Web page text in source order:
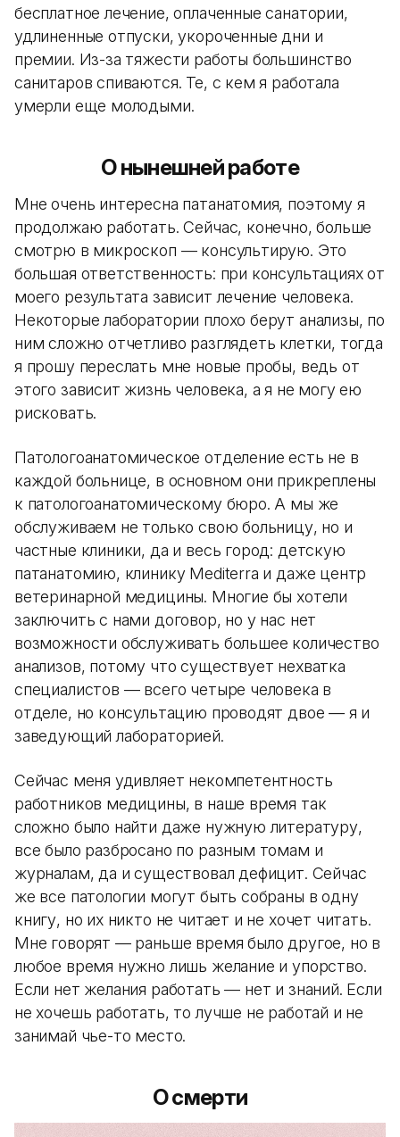
бесплатное лечение, оплаченные санатории,
удлиненные отпуски, укороченные дни и
премии. Из-за тяжести работы большинство
санитаров спиваются. Те, с кем я работала
умерли еще молодыми.
О нынешней работе
Мне очень интересна патанатомия, поэтому я
продолжаю работать. Сейчас, конечно, больше
смотрю в микроскоп — консультирую. Это
большая ответственность: при консультациях от
моего результата зависит лечение человека.
Некоторые лаборатории плохо берут анализы, по
ним сложно отчетливо разглядеть клетки, тогда
я прошу переслать мне новые пробы, ведь от
этого зависит жизнь человека, а я не могу ею
рисковать.
Патологоанатомическое отделение есть не в
каждой больнице, в основном они прикреплены
к патологоанатомическому бюро. А мы же
обслуживаем не только свою больницу, но и
частные клиники, да и весь город: детскую
патанатомию, клинику Mediterra и даже центр
ветеринарной медицины. Многие бы хотели
заключить с нами договор, но у нас нет
возможности обслуживать большее количество
анализов, потому что существует нехватка
специалистов — всего четыре человека в
отделе, но консультацию проводят двое — я и
заведующий лабораторией.
Сейчас меня удивляет некомпетентность
работников медицины, в наше время так
сложно было найти даже нужную литературу,
все было разбросано по разным томам и
журналам, да и существовал дефицит. Сейчас
же все патологии могут быть собраны в одну
книгу, но их никто не читает и не хочет читать.
Мне говорят — раньше время было другое, но в
любое время нужно лишь желание и упорство.
Если нет желания работать — нет и знаний. Если
не хочешь работать, то лучше не работай и не
занимай чье-то место.
О смерти